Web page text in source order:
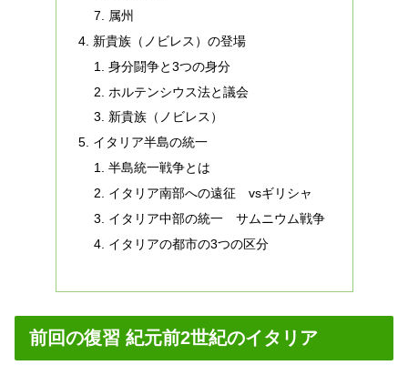
属州
新貴族（ノビレス）の登場
身分闘争と3つの身分
ホルテンシウス法と議会
新貴族（ノビレス）
イタリア半島の統一
半島統一戦争とは
イタリア南部への遠征 vsギリシャ
イタリア中部の統一 サムニウム戦争
イタリアの都市の3つの区分
前回の復習 紀元前2世紀のイタリア